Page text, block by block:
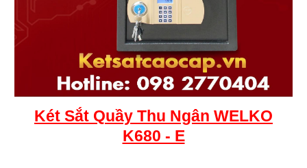
Két Sắt Quầy Thu Ngân WELKO
K680 - E